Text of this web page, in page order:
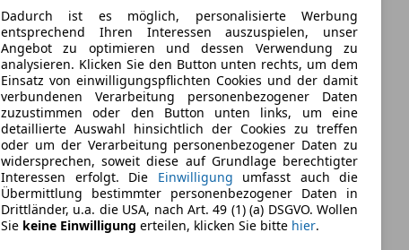
Dadurch ist es möglich, personalisierte Werbung
entsprechend Ihren Interessen auszuspielen, unser
Angebot zu optimieren und dessen Verwendung zu
analysieren. Klicken Sie den Button unten rechts, um dem
Einsatz von einwilligungspflichten Cookies und der damit
verbundenen Verarbeitung personenbezogener Daten
zuzustimmen oder den Button unten links, um eine
detaillierte Auswahl hinsichtlich der Cookies zu treffen
oder um der Verarbeitung personenbezogener Daten zu
widersprechen, soweit diese auf Grundlage berechtigter
Interessen erfolgt. Die Einwilligung umfasst auch die
Übermittlung bestimmter personenbezogener Daten in
Drittländer, u.a. die USA, nach Art. 49 (1) (a) DSGVO. Wollen
Sie keine Einwilligung erteilen, klicken Sie bitte hier.